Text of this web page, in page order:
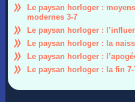
Le paysan horloger :
modernes 3-7
Le paysan horloger :
Le paysan horloger : la
Le paysan horloger :
Le paysan horloger : la fin 7-